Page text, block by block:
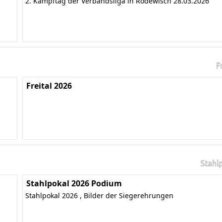
Freital 2026
Stahlpokal 2026 Podium
Stahlpokal 2026 , Bilder der Siegerehrungen